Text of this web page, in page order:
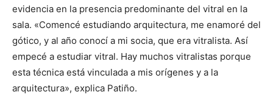
evidencia en la presencia predominante del vitral en la
sala. «Comencé estudiando arquitectura, me enamoré del
gótico, y al año conocí a mi socia, que era vitralista. Así
empecé a estudiar vitral. Hay muchos vitralistas porque
esta técnica está vinculada a mis orígenes y a la
arquitectura», explica Patiño.